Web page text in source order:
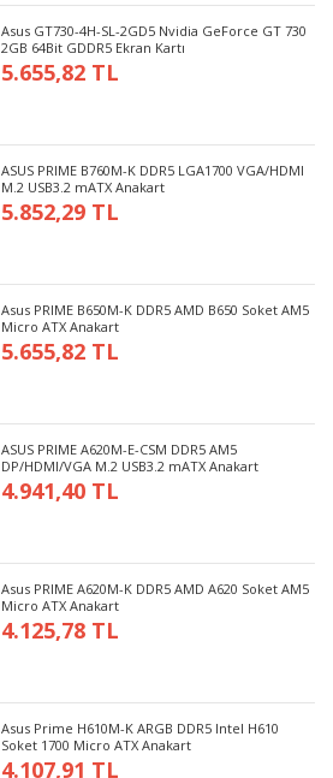
Asus GT730-4H-SL-2GD5 Nvidia GeForce GT 730
2GB 64Bit GDDR5 Ekran Kartı
5.655,82 TL
ASUS PRIME B760M-K DDR5 LGA1700 VGA/HDMI
M.2 USB3.2 mATX Anakart
5.852,29 TL
Asus PRIME B650M-K DDR5 AMD B650 Soket AM5
Micro ATX Anakart
5.655,82 TL
ASUS PRIME A620M-E-CSM DDR5 AM5
DP/HDMI/VGA M.2 USB3.2 mATX Anakart
4.941,40 TL
Asus PRIME A620M-K DDR5 AMD A620 Soket AM5
Micro ATX Anakart
4.125,78 TL
Asus Prime H610M-K ARGB DDR5 Intel H610
Soket 1700 Micro ATX Anakart
4.107,91 TL